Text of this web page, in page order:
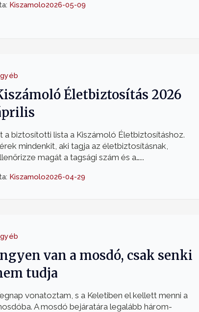
Kiszamolo2026-05-09
Életbiztosítás 2026
a biztosítotti lista a Kiszámoló Életbiztosításhoz.
mindenkit, aki tagja az életbiztosításnak,
magát a tagsági szám és a…...
Kiszamolo2026-04-29
van a mosdó, csak senki
tudja
vonatoztam, s a Keletiben el kellett menni a
A mosdó bejáratára legalább három-